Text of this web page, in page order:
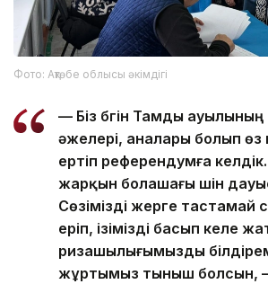
Фото: Ақтөбе облысы әкімдігі
— Біз бүгін Тамды ауылының
әжелері, аналары болып өз
ертіп референдумға келдік.
жарқын болашағы үшін
Сөзімізді жерге тастамай
еріп, ізімізді басып келе
ризашылығымызды
жұртымыз тыныш болсын, —